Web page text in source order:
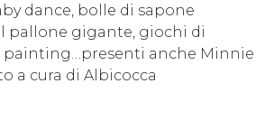
dance, bolle di sapone
pallone gigante, giochi di
painting…presenti anche Minnie
a cura di Albicocca